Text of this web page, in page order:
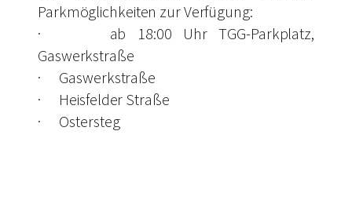
Parkmöglichkeiten zur Verfügung:
· ab 18:00 Uhr TGG-Parkplatz,
Gaswerkstraße
· Gaswerkstraße
· Heisfelder Straße
· Ostersteg